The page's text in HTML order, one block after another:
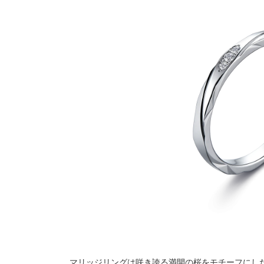
マリッジリングは咲き誇る満開の桜をモチーフにし